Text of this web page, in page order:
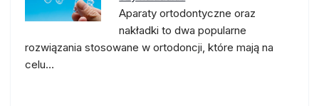
Aparaty ortodontyczne oraz
nakładki to dwa popularne
rozwiązania stosowane w ortodoncji, które mają na
celu…